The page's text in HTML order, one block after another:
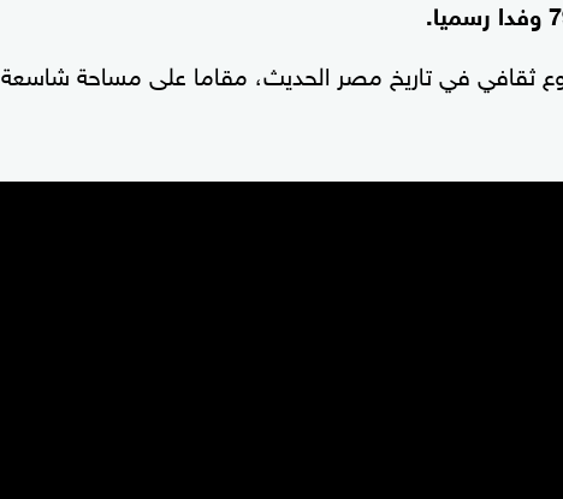
ثقافي في تاريخ مصر الحديث، مقاما على مساحة شاسعة